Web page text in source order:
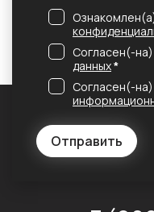
Отправить
Согласен(-на)
данных*
Согласен(-